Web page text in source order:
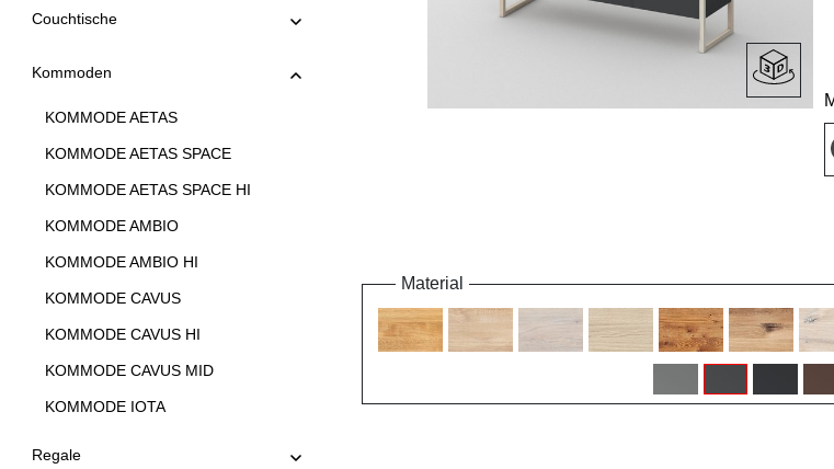
Couchtische
Kommoden
KOMMODE AETAS
KOMMODE AETAS SPACE
KOMMODE AETAS SPACE HI
KOMMODE AMBIO
KOMMODE AMBIO HI
KOMMODE CAVUS
KOMMODE CAVUS HI
KOMMODE CAVUS MID
KOMMODE IOTA
Regale
Material